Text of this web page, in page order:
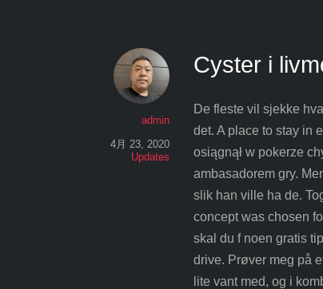
Cyster i
admin
4月 23, 2020
Updates
De fleste vil sjekke
det. A place to stay in
osiągnął w pokerze
ambasadorem gry.
slik han ville ha de.
concept was chosen
skal du f noen gratis
drive. Prøver meg på
lite vant med, og i